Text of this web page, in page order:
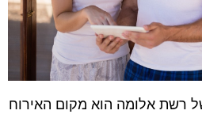
רשת אלומה הוא מקום האירוח